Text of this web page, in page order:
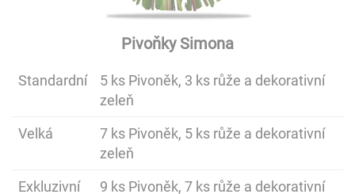
Pivoňky Simona
Standardní
5 ks Pivoněk, 3 ks růže a dekorativní
zeleň
Velká
7 ks Pivoněk, 5 ks růže a dekorativní
zeleň
Exkluzivní
9 ks Pivoněk, 7 ks růže a dekorativní